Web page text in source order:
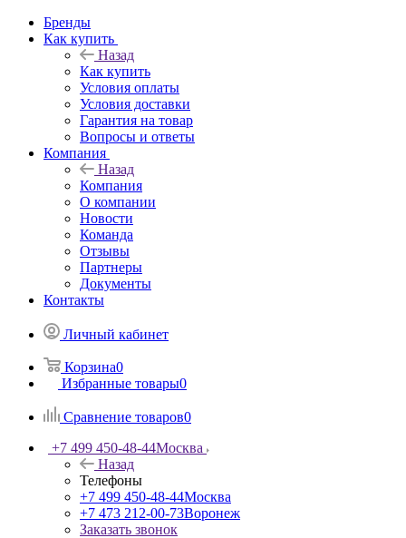
Бренды
Как купить
Назад
Как купить
Условия оплаты
Условия доставки
Гарантия на товар
Вопросы и ответы
Компания
Назад
Компания
О компании
Новости
Команда
Отзывы
Партнеры
Документы
Контакты
Личный кабинет
Корзина0
Избранные товары0
Сравнение товаров0
+7 499 450-48-44Москва
Назад
Телефоны
+7 499 450-48-44Москва
+7 473 212-00-73Воронеж
Заказать звонок